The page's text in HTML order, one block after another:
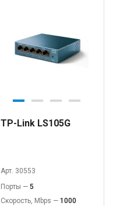
TP-Link LS105G
Арт. 30553
Порты — 5
Скорость, Mbps — 1000